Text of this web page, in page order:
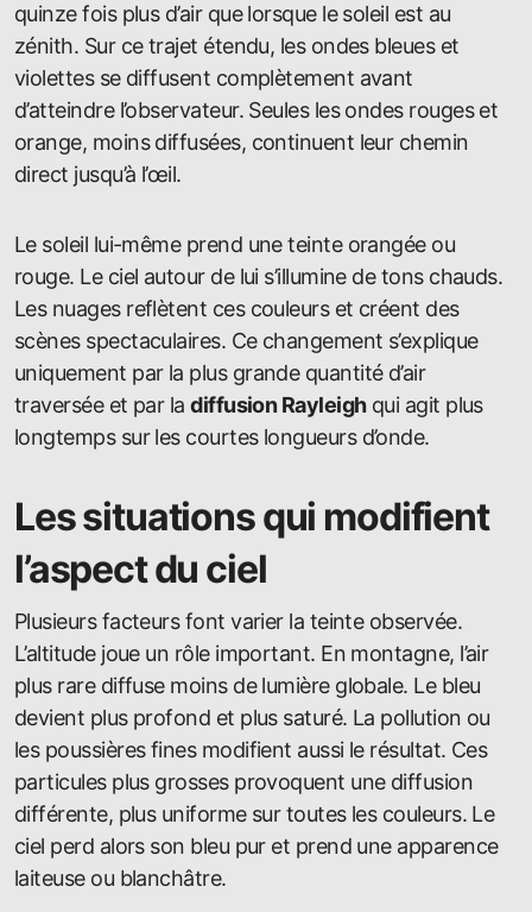
quinze fois plus d’air que lorsque le soleil est au
zénith. Sur ce trajet étendu, les ondes bleues et
violettes se diffusent complètement avant
d’atteindre l’observateur. Seules les ondes rouges et
orange, moins diffusées, continuent leur chemin
direct jusqu’à l’œil.
Le soleil lui-même prend une teinte orangée ou
rouge. Le ciel autour de lui s’illumine de tons chauds.
Les nuages reflètent ces couleurs et créent des
scènes spectaculaires. Ce changement s’explique
uniquement par la plus grande quantité d’air
traversée et par ladiffusion Rayleighqui agit plus
longtemps sur les courtes longueurs d’onde.
Les situations qui modifient
l’aspect du ciel
Plusieurs facteurs font varier la teinte observée.
L’altitude joue un rôle important. En montagne, l’air
plus rare diffuse moins de lumière globale. Le bleu
devient plus profond et plus saturé. La pollution ou
les poussières fines modifient aussi le résultat. Ces
particules plus grosses provoquent une diffusion
différente, plus uniforme sur toutes les couleurs. Le
ciel perd alors son bleu pur et prend une apparence
laiteuse ou blanchâtre.